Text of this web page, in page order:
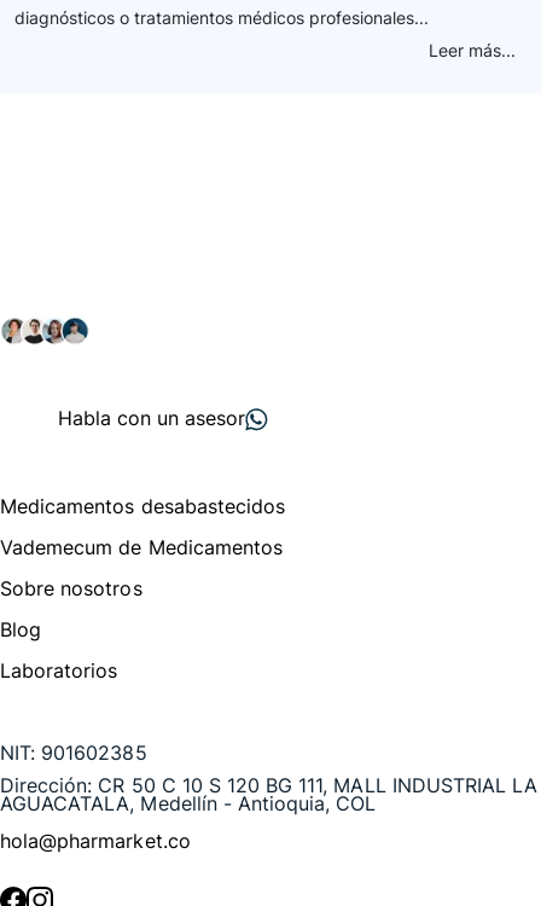
diagnósticos o tratamientos médicos profesionales...
Leer más...
Habla con un asesor
Medicamentos desabastecidos
Vademecum de Medicamentos
Sobre nosotros
Blog
Laboratorios
NIT: 901602385
Dirección: CR 50 C 10 S 120 BG 111, MALL INDUSTRIAL LA
AGUACATALA, Medellín - Antioquia, COL
hola@pharmarket.co